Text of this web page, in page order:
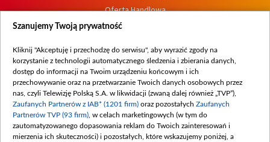
Oferta Handlowa
Dostępność
Procedura zgłoszeń wewnętrznych
Szanujemy Twoją prywatność
Kliknij "Akceptuję i przechodzę do serwisu", aby wyrazić zgody na
korzystanie z technologii automatycznego śledzenia i zbierania danych,
dostęp do informacji na Twoim urządzeniu końcowym i ich
przechowywanie oraz na przetwarzanie Twoich danych osobowych przez
nas, czyli Telewizję Polską S.A. w likwidacji (zwaną dalej również „TVP”),
Zaufanych Partnerów z IAB* (1201 firm) oraz pozostałych Zaufanych
Partnerów TVP (93 firm) , w celach marketingowych (w tym do
zautomatyzowanego dopasowania reklam do Twoich zainteresowań i
mierzenia ich skuteczności) i pozostałych, które wskazujemy poniżej, a